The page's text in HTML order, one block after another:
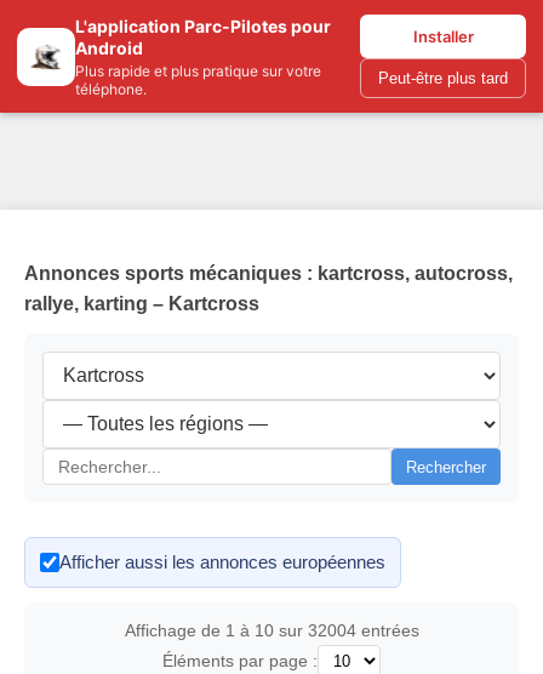
L'application Parc-Pilotes pour
Android
Plus rapide et plus pratique sur votre
téléphone.
Installer
Peut-être plus tard
Parc-pilotes.com
Annonces sports mécaniques : kartcross, autocross,
rallye, karting – Kartcross
Rechercher
Afficher aussi les annonces européennes
Affichage de 1 à 10 sur 32004 entrées
Éléments par page :